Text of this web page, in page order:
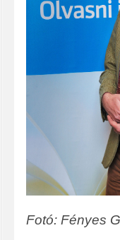
Fotó: Fényes